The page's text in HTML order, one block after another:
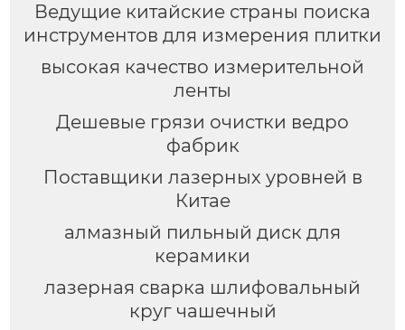
Ведущие китайские страны поиска
инструментов для измерения плитки
высокая качество измерительной
ленты
Дешевые грязи очистки ведро
фабрик
Поставщики лазерных уровней в
Китае
алмазный пильный диск для
керамики
лазерная сварка шлифовальный
круг чашечный